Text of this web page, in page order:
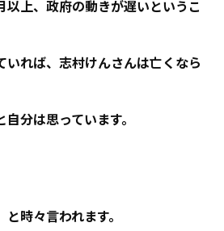
以上、政府の動きが遅いというこ
いれば、志村けんさんは亡くなら
分は思っています。
時々言われます。